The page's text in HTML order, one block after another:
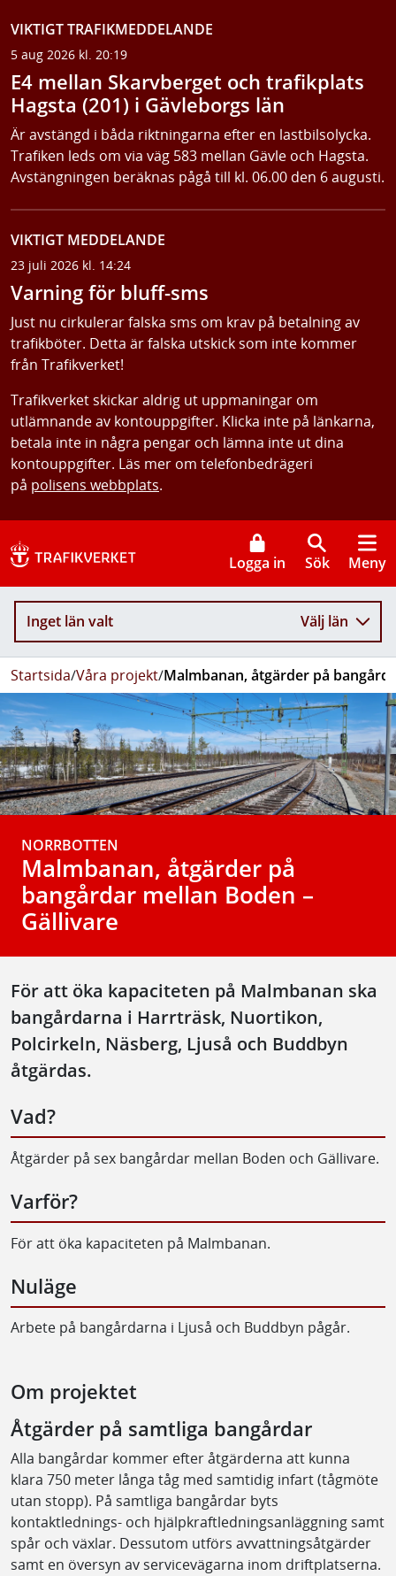
VIKTIGT TRAFIKMEDDELANDE
5 aug 2026 kl. 20:19
E4 mellan Skarvberget och trafikplats
Hagsta (201) i Gävleborgs län
Är avstängd i båda riktningarna efter en lastbilsolycka.
Trafiken leds om via väg 583 mellan Gävle och Hagsta.
Avstängningen beräknas pågå till kl. 06.00 den 6 augusti.
VIKTIGT MEDDELANDE
23 juli 2026 kl. 14:24
Varning för bluff-sms
Just nu cirkulerar falska sms om krav på betalning av
trafikböter. Detta är falska utskick som inte kommer
från Trafikverket!
Trafikverket skickar aldrig ut uppmaningar om
utlämnande av kontouppgifter. Klicka inte på länkarna,
betala inte in några pengar och lämna inte ut dina
kontouppgifter. Läs mer om telefonbedrägeri
på polisens webbplats.
Logga in Sök Meny
Inget län valt Välj län
Startsida/Våra projekt/Malmbanan, åtgärder på
NORRBOTTEN
Malmbanan, åtgärder på
bangårdar mellan Boden –
Gällivare
För att öka kapaciteten på Malmbanan ska
bangårdarna i Harrträsk, Nuortikon,
Polcirkeln, Näsberg, Ljuså och Buddbyn
åtgärdas.
Vad?
Åtgärder på sex bangårdar mellan Boden och Gällivare.
Varför?
För att öka kapaciteten på Malmbanan.
Nuläge
Arbete på bangårdarna i Ljuså och Buddbyn pågår.
Om projektet
Åtgärder på samtliga bangårdar
Alla bangårdar kommer efter åtgärderna att kunna
klara 750 meter långa tåg med samtidig infart (tågmöte
utan stopp). På samtliga bangårdar byts
kontaktlednings- och hjälpkraftledningsanläggning samt
spår och växlar. Dessutom utförs avvattningsåtgärder
samt en översyn av servicevägarna inom driftplatserna.